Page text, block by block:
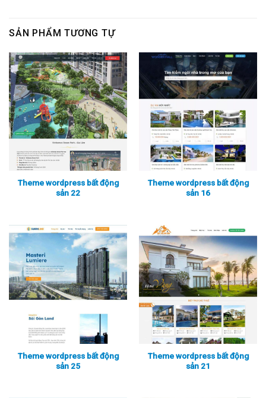
SẢN PHẨM TƯƠNG TỰ
Xem thực tế Xem chi tiết
Theme wordpress bất động
sản 22
Xem thực tế Xem chi tiết
Theme wordpress bất động
sản 16
Theme wordpress bất động
sản 25
Theme wordpress bất động
sản 21